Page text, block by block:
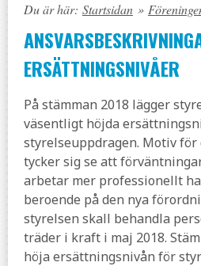
Du är här: Startsidan »
ERSÄTTNINGSNIVÅER
På stämman 2018 lägger
väsentligt höjda
styrelseuppdragen. Motiv
tycker sig se att
arbetar mer professionellt
beroende på den nya
styrelsen skall behandla
träder i kraft i maj 2018.
höja ersättningsnivån för